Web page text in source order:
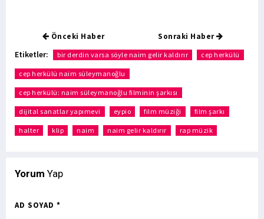
Önceki Haber Sonraki Haber
Etiketler: bir derdin varsa söyle naim gelir kaldırır cep herkülü
cep herkülü naim süleymanoğlu
cep herkülü: naim süleymanoğlu filminin şarkısı
dijital sanatlar yapımevi eypio film müziği film şarkı
halter klip naim naim gelir kaldırır rap müzik
Yorum Yap
AD SOYAD *